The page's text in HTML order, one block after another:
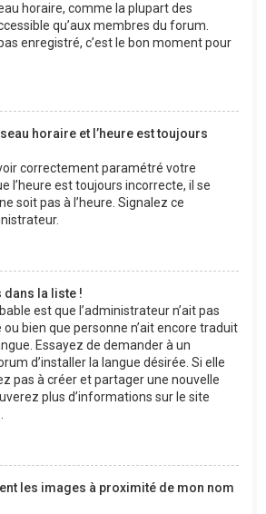
horaire, comme la plupart des
qu’aux membres du forum.
enregistré, c’est le bon moment pour
horaire et l’heure est toujours
correctement paramétré votre
l’heure est toujours incorrecte, il se
soit pas à l’heure. Signalez ce
dans la liste !
est que l’administrateur n’ait pas
bien que personne n’ait encore traduit
Essayez de demander à un
d’installer la langue désirée. Si elle
pas à créer et partager une nouvelle
plus d’informations sur le site
les images à proximité de mon nom